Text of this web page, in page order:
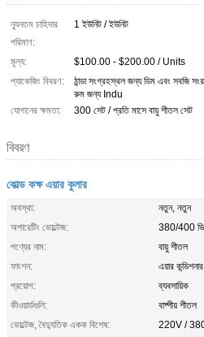
ন্যূনতম চাহিদার
পরিমাণ:
1 ইউনিট / ইউনিট
মূল্য:
$100.00 - $200.00 / Units
প্যাকেজিং বিবরণ:
ঠান্ডা সংগ্রহস্থল জন্য ডিম এবং সবজি
রুম জন্য Indu
যোগানের ক্ষমতা:
300 সেট / প্রতি মাসে বায়ু শীতল সেট
বিবরণ
কোল্ড কক্ষ এয়ার কুলার
অবস্থা:
নতুন, নতুন
অপারেটিং ভোল্টেজ:
380/400
পণ্যের নাম:
বায়ু শীতল
ফাংশন:
এয়ার
প্রয়োগ:
ব্যবসায়িক
কীওয়ার্ডগুলি:
বাষ্পীয় শীতল
ভোল্টেজ, বৈদ্যুতিক একক বিশেষ:
220V /